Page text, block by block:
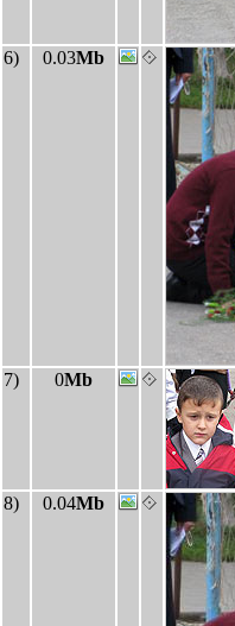
6) 0.03Mb
7) 0Mb
8) 0.04Mb